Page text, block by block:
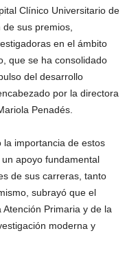
Clínico Universitario de
sus premios,
en el ámbito
que se ha consolidado
del desarrollo
por la directora
Penadés.
la importancia de estos
apoyo fundamental
de sus carreras, tanto
subrayó que el
Primaria y de la
moderna y